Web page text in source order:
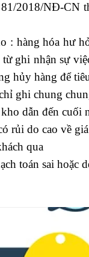
2018/NĐ-CN
: hàng hóa hư
ghi nhận sự
hủy hàng để
ghi chung
dẫn đến
rủi do cao về
qua
toán sai hoặc